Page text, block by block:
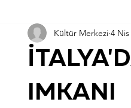
IMKANI
Kültür Merkezi 4 Nis